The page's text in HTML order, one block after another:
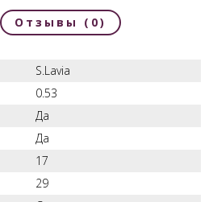
Отзывы (0)
S.Lavia
0.53
Да
Да
17
29